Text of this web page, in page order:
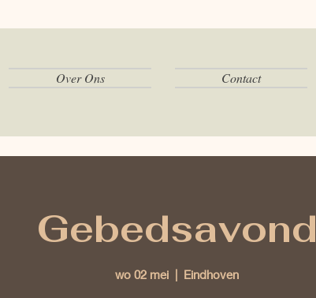
Over Ons Contact
Gebedsavond
wo 02 mei
  |
Eindhoven